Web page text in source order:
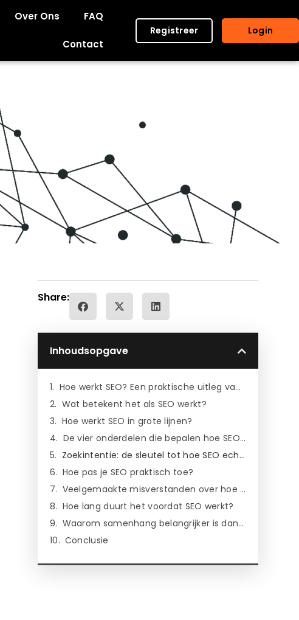
Over Ons FAQ
Contact
Registreer Login
Share:
Inhoudsopgave
Hoe werkt SEO? Een praktische uitleg van hoe zoekmachine optimalisatie echt werkt
Wat betekent het als SEO werkt?
Hoe werkt SEO in grote lijnen?
De vier onderdelen die bepalen hoe SEO werkt
Zoekintentie: de sleutel tot hoe SEO echt werkt
Hoe pas je SEO praktisch toe?
Veelgemaakte misverstanden over hoe SEO werkt
Hoe lang duurt het voordat SEO werkt?
Waarom samenhang belangrijker is dan losse optimalisatie
Conclusie